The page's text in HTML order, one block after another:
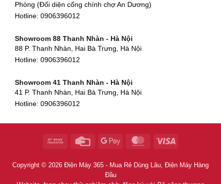
Showroom Huế
54 Hùng Vương, Phú Hội, Thành phố Huế, Thừa Thiên Huế
Showroom Hà Tĩnh
82 Quang Trung, Thạch Quý, Hà Tĩnh
Showroom Quy Nhơn - Bình Định
956 Trần Hưng Đạo, P, Thành phố Quy Nhơn, Bình Định
Phòng (Đối diện cổng chính chợ An Dương)
Hotline: 0906396012
Showroom 88 Thanh Nhàn - Hà Nội
88 P. Thanh Nhàn, Hai Bà Trưng, Hà Nội
Hotline: 0906396012
Showroom 41 Thanh Nhàn - Hà Nội
41 P. Thanh Nhàn, Hai Bà Trưng, Hà Nội
Hotline: 0906396012
268 P. Tây Sơn, Trung Liệt, Đống Đa, Hà Nội
Showroom Khâm Thiên - Hà Nội
398B Khâm Thiên, Thổ Quan, Đống Đa, Hà Nội
Copyright © 2026 Điện Máy 365 - Mua Rẻ Dùng Lâu, Điện Máy Hàng
Đầu